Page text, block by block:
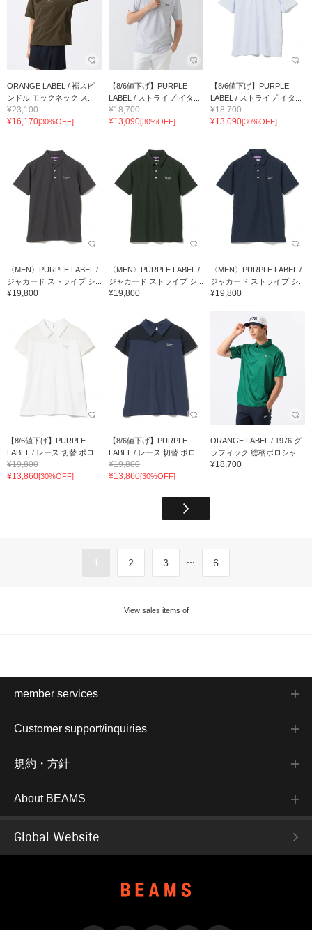
ORANGE LABEL / 裾スピ
ンドル モックネック ス...
¥23,100
¥16,170[30%OFF]
【8/6値下げ】PURPLE
LABEL / ストライプ イタ...
¥18,700
¥13,090[30%OFF]
【8/6値下げ】PURPLE
LABEL / ストライプ イタ...
¥18,700
¥13,090[30%OFF]
〈MEN〉PURPLE LABEL /
ジャカード ストライプ シ...
¥19,800
〈MEN〉PURPLE LABEL /
ジャカード ストライプ シ...
¥19,800
〈MEN〉PURPLE LABEL /
ジャカード ストライプ シ...
¥19,800
【8/6値下げ】PURPLE
LABEL / レース 切替 ポロ...
¥19,800
¥13,860[30%OFF]
【8/6値下げ】PURPLE
LABEL / レース 切替 ポロ...
¥19,800
¥13,860[30%OFF]
ORANGE LABEL / 1976 グ
ラフィック 総柄ポロシャ...
¥18,700
1 2 3 ... 6
View sales items of
member services
Customer support/inquiries
規約・方針
About BEAMS
Global Website